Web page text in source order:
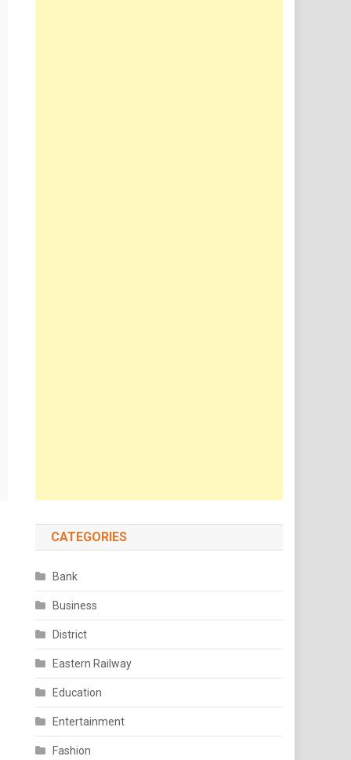
CATEGORIES
Bank
Business
District
Eastern Railway
Education
Entertainment
Fashion